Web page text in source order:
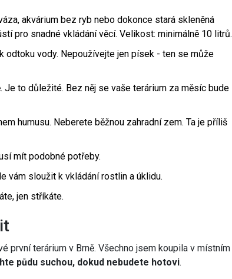
akvárium bez ryb nebo dokonce stará skleněná
pro snadné vkládání věcí. Velikost: minimálně 10 litrů.
odtoku vody. Nepoužívejte jen písek - ten se může
to důležité. Bez něj se vaše terárium za měsíc bude
humusu. Neberete běžnou zahradní zem. Ta je příliš
mít podobné potřeby.
vám sloužit k vkládání rostlin a úklidu.
jen stříkáte.
první terárium v Brně. Všechno jsem koupila v místním
půdu suchou, dokud nebudete hotovi.